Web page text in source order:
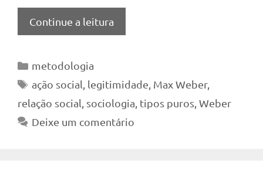
Continue a leitura
Categorias
metodologia
Tags
ação social, legitimidade, Max Weber,
relação social, sociologia, tipos puros,Weber
Deixe um comentário